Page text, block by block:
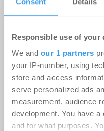
Responsible use of your
We and our 1 partners
your IP-number, using
store and access
serve personalized ads
measurement, audience
development. You have
and for what purposes.
Instone Group: